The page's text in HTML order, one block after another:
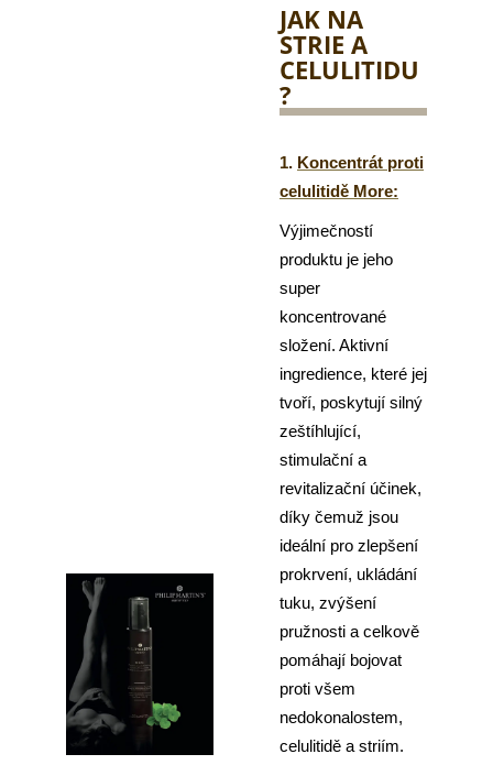
JAK NA
STRIE A
CELULITIDU
?
1. Koncentrát proti
celulitidě More:
Výjimečností
produktu je jeho
super
koncentrované
složení. Aktivní
ingredience, které jej
tvoří, poskytují silný
zeštíhlující,
stimulační a
revitalizační účinek,
díky čemuž jsou
ideální pro zlepšení
prokrvení, ukládání
tuku, zvýšení
pružnosti a celkově
pomáhají bojovat
proti všem
nedokonalostem,
celulitidě a striím.